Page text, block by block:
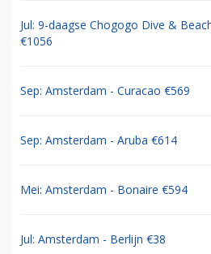
Jul: 9-daagse Chogogo Dive &
€1056
Sep: Amsterdam - Curacao €569
Sep: Amsterdam - Aruba €614
Mei: Amsterdam - Bonaire €594
Jul: Amsterdam - Berlijn €38